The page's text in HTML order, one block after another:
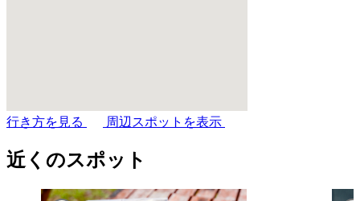
行き方を見る 周辺スポットを表示
近くのスポット